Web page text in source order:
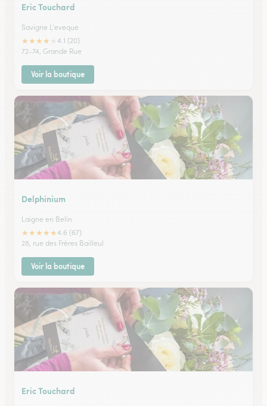
Eric Touchard
Savigne L'eveque
★★★★
4.1 (20)
72-74, Grande Rue
Voir la boutique
Delphinium
Laigne en Belin
★★★★★4.6 (67)
28, rue des Frères Bailleul
Voir la boutique
Eric Touchard